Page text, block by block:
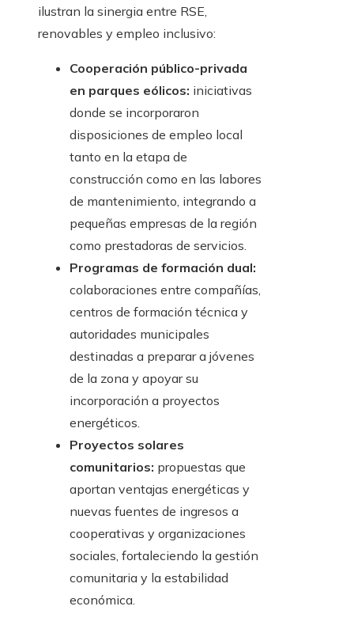
ilustran la sinergia entre RSE,
renovables y empleo inclusivo:
Cooperación público-privada
en parques eólicos: iniciativas
donde se incorporaron
disposiciones de empleo local
tanto en la etapa de
construcción como en las labores
de mantenimiento, integrando a
pequeñas empresas de la región
como prestadoras de servicios.
Programas de formación dual:
colaboraciones entre compañías,
centros de formación técnica y
autoridades municipales
destinadas a preparar a jóvenes
de la zona y apoyar su
incorporación a proyectos
energéticos.
Proyectos solares
comunitarios: propuestas que
aportan ventajas energéticas y
nuevas fuentes de ingresos a
cooperativas y organizaciones
sociales, fortaleciendo la gestión
comunitaria y la estabilidad
económica.